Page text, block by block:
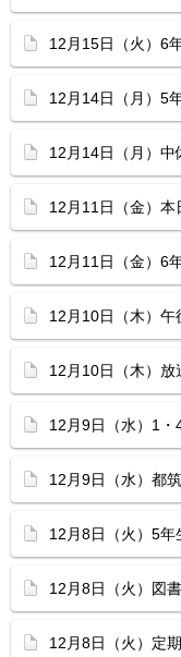
12月15日（火）6
12月14日（月）5
12月14日（月）中
12月11日（金）
12月11日（金）6
12月10日（木）午
12月10日（木）
12月9日（水）1・
12月9日（水）都
12月8日（火）5年
12月8日（火）図
12月8日（火）定